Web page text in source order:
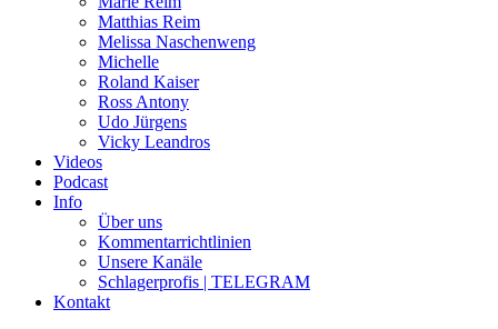
Matthias Reim
Melissa Naschenweng
Michelle
Roland Kaiser
Ross Antony
Udo Jürgens
Vicky Leandros
Videos
Podcast
Info
Über uns
Kommentarrichtlinien
Unsere Kanäle
Schlagerprofis | TELEGRAM
Kontakt